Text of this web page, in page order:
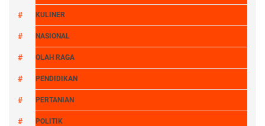
KULINER
NASIONAL
OLAH RAGA
PENDIDIKAN
PERTANIAN
POLITIK